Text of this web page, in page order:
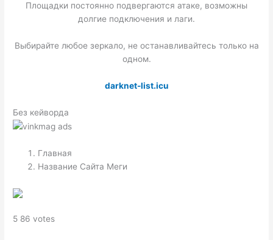
Площадки постоянно подвергаются атаке, возможны
долгие подключения и лаги.
Выбирайте любое зеркало, не останавливайтесь только на
одном.
darknet-list.icu
Без кейворда
Главная
Название Сайта Меги
5 86 votes